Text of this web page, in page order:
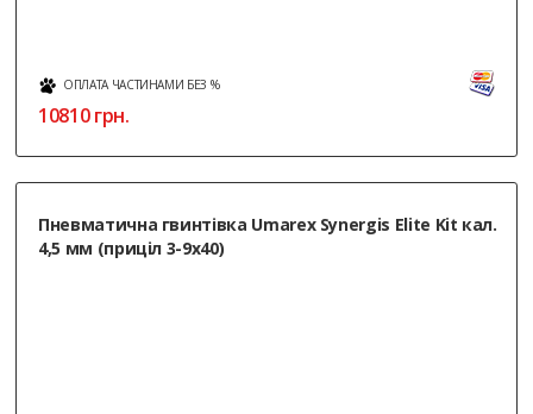
ОПЛАТА ЧАСТИНАМИ БЕЗ %
10810грн.
Пневматична гвинтівка Umarex Synergis Elite Kit кал.
4,5 мм (приціл 3-9x40)